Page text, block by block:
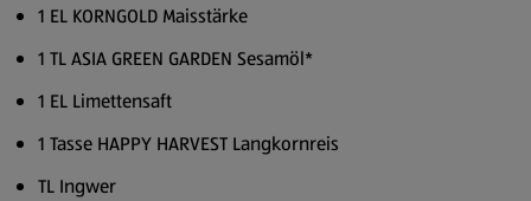
1 EL KORNGOLD Maisstärke
1 TL ASIA GREEN GARDEN Sesamöl*
1 EL Limettensaft
1 Tasse HAPPY HARVEST Langkornreis
TL Ingwer